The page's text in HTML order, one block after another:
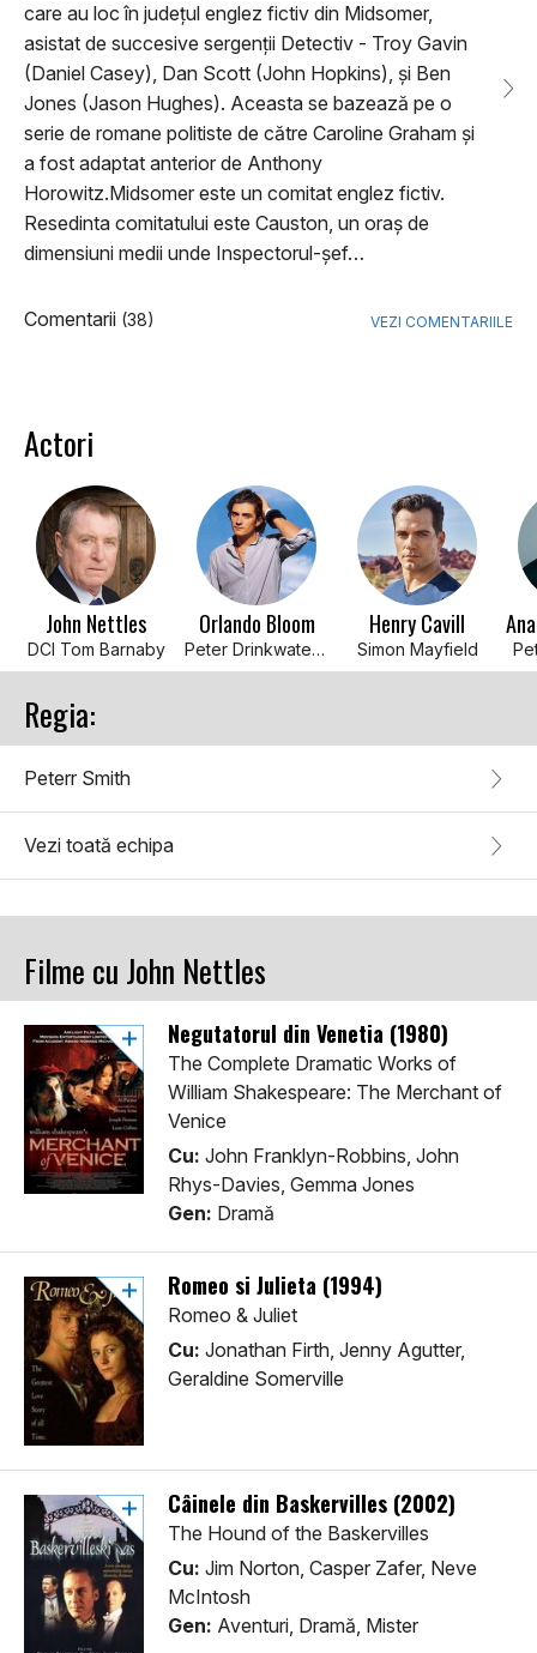
care au loc în județul englez fictiv din Midsomer,
asistat de succesive sergenții Detectiv - Troy Gavin
(Daniel Casey), Dan Scott (John Hopkins), și Ben
Jones (Jason Hughes). Aceasta se bazează pe o
serie de romane politiste de către Caroline Graham și
a fost adaptat anterior de Anthony
Horowitz.Midsomer este un comitat englez fictiv.
Resedinta comitatului este Causton, un oraș de
dimensiuni medii unde Inspectorul-șef…
Comentarii (38) VEZI COMENTARIILE
Actori
John Nettles
DCI Tom Barnaby
Orlando Bloom
Peter Drinkwater (1 episode, 2000)
Henry Cavill
Simon Mayfield
Regia:
Peterr Smith
Vezi toată echipa
Filme cu John Nettles
Negutatorul din Venetia (1980)
The Complete Dramatic Works of
William Shakespeare: The Merchant of
Venice
Cu: John Franklyn-Robbins, John
Rhys-Davies, Gemma Jones
Gen: Dramă
Romeo si Julieta (1994)
Romeo & Juliet
Cu: Jonathan Firth, Jenny Agutter,
Geraldine Somerville
Câinele din Baskervilles (2002)
The Hound of the Baskervilles
Cu: Jim Norton, Casper Zafer, Neve
McIntosh
Gen: Aventuri, Dramă, Mister